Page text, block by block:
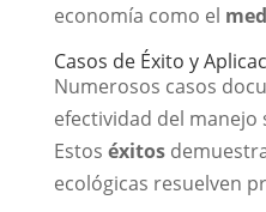
economía como el
Casos de Éxito y
Numerosos casos
efectividad del manejo
Estos éxitos
ecológicas resuelven